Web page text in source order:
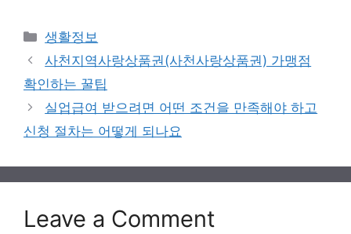
Categories
생활정보
사천지역사랑상품권(사천사랑상품권) 가맹점
확인하는 꿀팁
실업급여 받으려면 어떤 조건을 만족해야 하고
신청 절차는 어떻게 되나요
Leave a Comment